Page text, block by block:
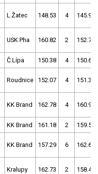
L.Žatec 148.53 4 145.95
USK Pha 160.82 2 152.76
Č.Lípa 150.38 4 150.62
Roudnice 152.07 4 151.34
KK Brand 162.78 4 160.93
KK Brand 161.18 2 159.56
KK Brand 157.29 6 162.68
Kralupy 162.73 2 158.49